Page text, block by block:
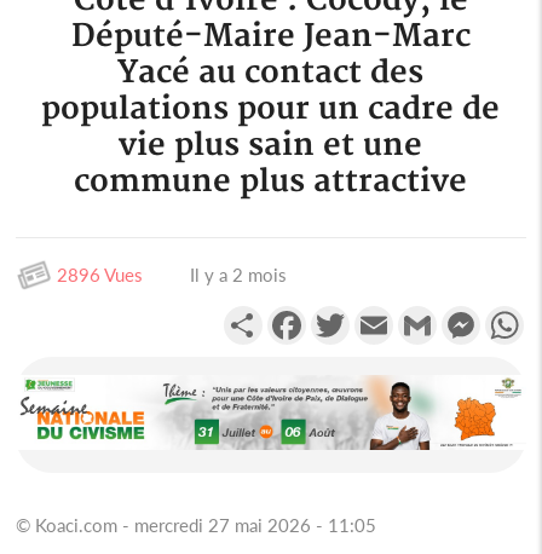
Député-Maire Jean-Marc
Yacé au contact des
populations pour un cadre de
vie plus sain et une
commune plus attractive
2896 Vues Il y a 2 mois
PartagerFacebookTwitterEmail Gmail
© Koaci.com - mercredi 27 mai 2026 - 11:05